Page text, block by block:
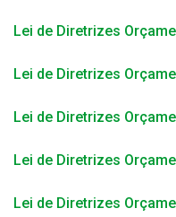
Lei de Diretrizes
Lei de Diretrizes
Lei de Diretrizes
Lei de Diretrizes
Lei de Diretrizes